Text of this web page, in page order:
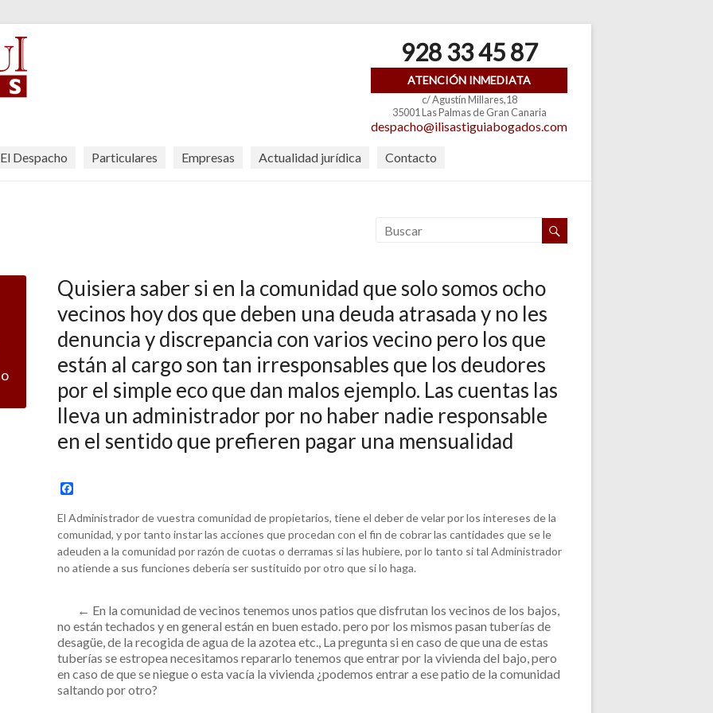
928 33 45 87
ATENCIÓN INMEDIATA
c/ Agustín Millares,18
35001 Las Palmas de Gran Canaria
despacho@ilisastiguiabogados.com
El Despacho Particulares Empresas Actualidad jurídica Contacto
Quisiera saber si en la comunidad que solo somos ocho
vecinos hoy dos que deben una deuda atrasada y no les
denuncia y discrepancia con varios vecino pero los que
están al cargo son tan irresponsables que los deudores
por el simple eco que dan malos ejemplo. Las cuentas las
lleva un administrador por no haber nadie responsable
en el sentido que prefieren pagar una mensualidad
F
c
e
b
o
o
El Administrador de vuestra comunidad de propietarios, tiene el deber de velar por los intereses de la
comunidad, y por tanto instar las acciones que procedan con el fin de cobrar las cantidades que se le
adeuden a la comunidad por razón de cuotas o derramas si las hubiere, por lo tanto si tal Administrador
no atiende a sus funciones debería ser sustituido por otro que si lo haga.
← En la comunidad de vecinos tenemos unos patios que disfrutan los vecinos de los bajos,
no están techados y en general están en buen estado. pero por los mismos pasan tuberías de
desagüe, de la recogida de agua de la azotea etc., La pregunta si en caso de que una de estas
tuberías se estropea necesitamos repararlo tenemos que entrar por la vivienda del bajo, pero
en caso de que se niegue o esta vacía la vivienda ¿podemos entrar a ese patio de la comunidad
saltando por otro?